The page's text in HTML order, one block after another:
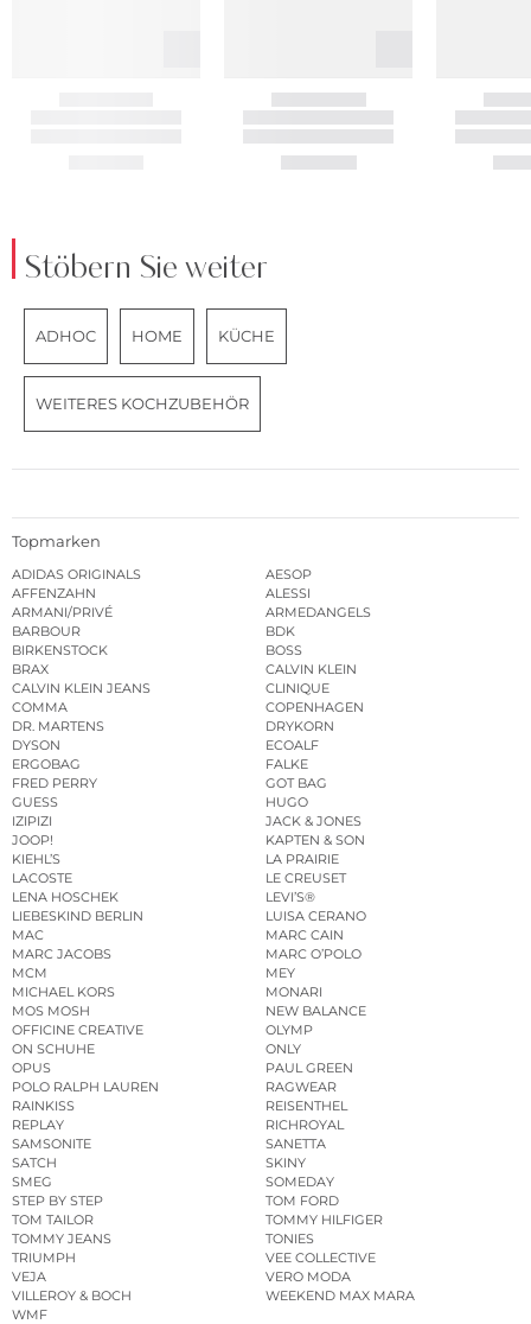
Stöbern Sie weiter
ADHOC HOME KÜCHE
WEITERES KOCHZUBEHÖR
Topmarken
ADIDAS ORIGINALS
AESOP
AFFENZAHN
ALESSI
ARMANI/PRIVÉ
ARMEDANGELS
BARBOUR
BDK
BIRKENSTOCK
BOSS
BRAX
CALVIN KLEIN
CALVIN KLEIN JEANS
CLINIQUE
COMMA
COPENHAGEN
DR. MARTENS
DRYKORN
DYSON
ECOALF
ERGOBAG
FALKE
FRED PERRY
GOT BAG
GUESS
HUGO
IZIPIZI
JACK & JONES
JOOP!
KAPTEN & SON
KIEHL’S
LA PRAIRIE
LACOSTE
LE CREUSET
LENA HOSCHEK
LEVI’S®
LIEBESKIND BERLIN
LUISA CERANO
MAC
MARC CAIN
MARC JACOBS
MARC O’POLO
MCM
MEY
MICHAEL KORS
MONARI
MOS MOSH
NEW BALANCE
OFFICINE CREATIVE
OLYMP
ON SCHUHE
ONLY
OPUS
PAUL GREEN
POLO RALPH LAUREN
RAGWEAR
RAINKISS
REISENTHEL
REPLAY
RICHROYAL
SAMSONITE
SANETTA
SATCH
SKINY
SMEG
SOMEDAY
STEP BY STEP
TOM FORD
TOM TAILOR
TOMMY HILFIGER
TOMMY JEANS
TONIES
TRIUMPH
VEE COLLECTIVE
VEJA
VERO MODA
VILLEROY & BOCH
WEEKEND MAX MARA
WMF